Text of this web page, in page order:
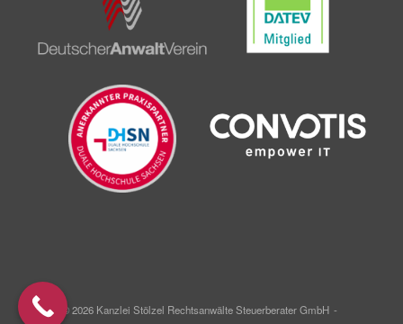
© 2026 Kanzlei Stölzel Rechtsanwälte Steuerberater GmbH